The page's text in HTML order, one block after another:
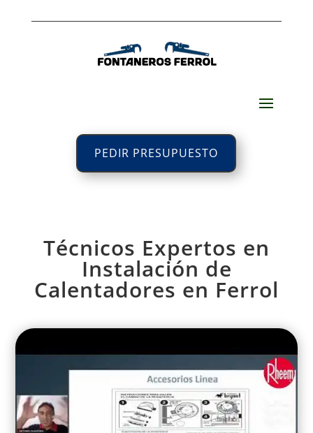
PEDIR PRESUPUESTO
Técnicos Expertos en
Instalación de
Calentadores en Ferrol